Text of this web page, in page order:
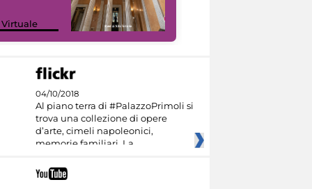
Virtuale
04/10/2018
Al piano terra di #PalazzoPrimoli si
trova una collezione di opere
d’arte, cimeli napoleonici,
memorie familiari. La